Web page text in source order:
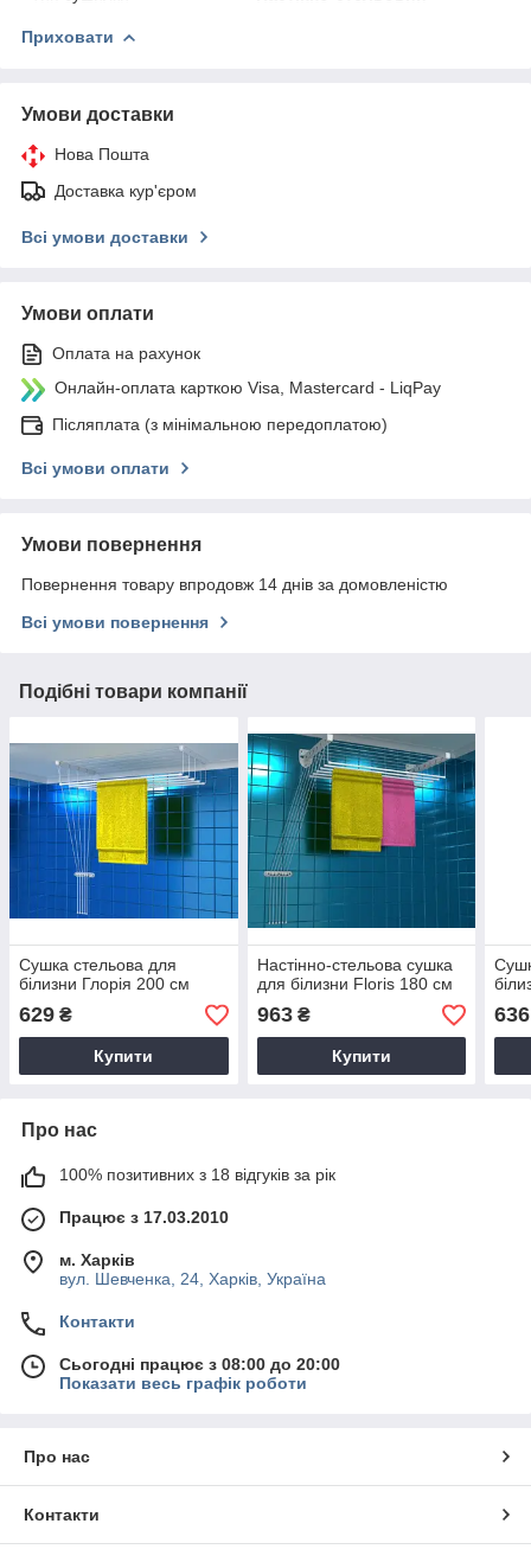
Приховати
Умови доставки
Нова Пошта
Доставка кур'єром
Всі умови доставки
Умови оплати
Оплата на рахунок
Онлайн-оплата карткою Visa, Mastercard - LiqPay
Післяплата (з мінімальною передоплатою)
Всі умови оплати
Умови повернення
Повернення товару впродовж 14 днів за домовленістю
Всі умови повернення
Подібні товари компанії
Сушка стельова для
білизни Глорія 200 см
629 ₴
Купити
Настінно-стельова сушка
для білизни Floris 180 см
963₴
Купити
636
Про нас
100% позитивних з 18 відгуків за рік
Працює з 17.03.2010
м. Харків
вул. Шевченка, 24, Харків, Україна
Контакти
Сьогодні працює з 08:00 до 20:00
Показати весь графік роботи
Про нас
Контакти